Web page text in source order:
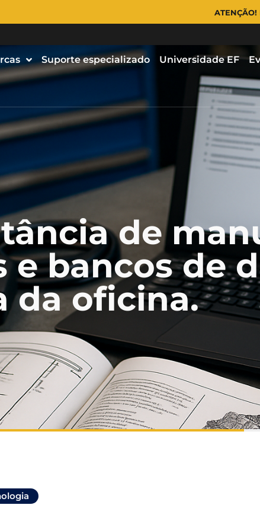
ATENÇÃO! NÃO VENDEMOS
Suporte especializado Universidade EF
de
e bancos de
da oficina.